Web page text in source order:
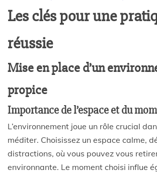
Les clés pour une
réussie
Mise en place d’un
propice
Importance de l’espace et du
L’environnement joue un rôle crucial
méditer. Choisissez un espace calme,
distractions, où vous pouvez vous
environnante. Le moment choisi influe